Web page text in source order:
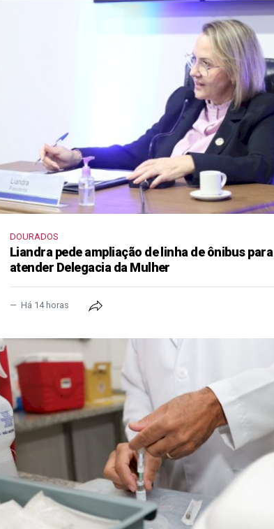
DOURADOS
Liandra pede ampliação de linha de ônibus para
atender Delegacia da Mulher
Há 14 horas